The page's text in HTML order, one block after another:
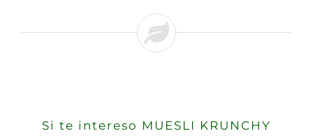
Si te intereso MUESLI KRUNCHY